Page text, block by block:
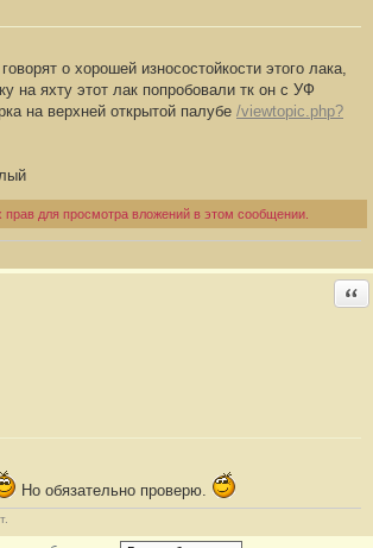
о хорошей износостойкости этого лака,
на яхту этот лак попробовали тк он с УФ
на верхней открытой палубе /viewtopic.php?
для просмотра вложений в этом сообщении.
Но обязательно проверю.